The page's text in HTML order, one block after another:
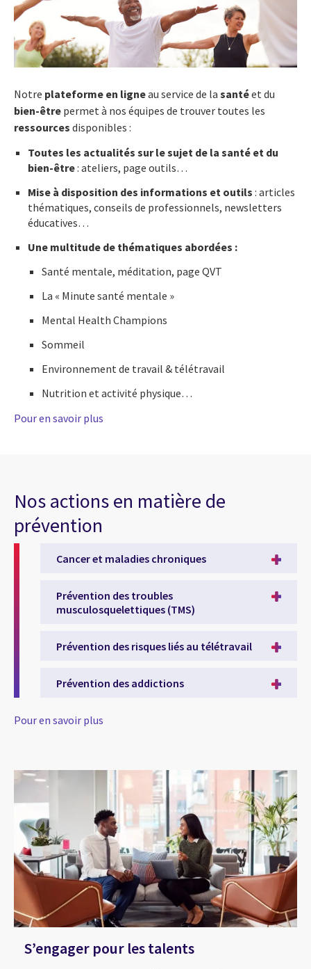
Notre plateforme en ligneau service de la santéet du
bien-être permet à nos équipes de trouver toutes les
ressources disponibles :
Toutes les actualités sur le sujet de la santé et du
bien-être: ateliers, page outils…
Mise à disposition des informations et outils : articles
thématiques, conseils de professionnels, newsletters
éducatives…
Une multitude de thématiques abordées :
Santé mentale, méditation, page QVT
La « Minute santé mentale »
Mental Health Champions
Sommeil
Environnement de travail & télétravail
Nutrition et activité physique…
Pour en savoir plus
Nos actions en matière de
prévention
Cancer et maladies chroniques
Prévention des troubles
musculosquelettiques (TMS)
Prévention des risques liés au télétravail
Prévention des addictions
Pour en savoir plus
S’engager pour les talents